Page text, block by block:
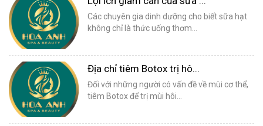
Các chuyên gia dinh dưỡng cho biết sữa hạt
không chỉ là thức uống thơm...
Địa chỉ tiêm Botox trị hô...
Đối với những người có vấn đề về mùi cơ thể,
tiêm Botox để trị mùi hôi...